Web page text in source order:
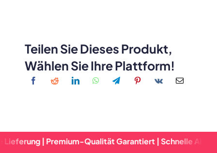
Teilen Sie Dieses Produkt,
Wählen Sie Ihre Plattform!
| Premium-Qualität Garantiert | Schnelle Abwicklung &